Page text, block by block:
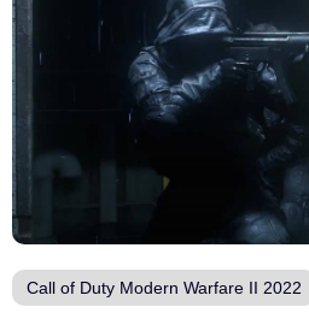
Call of Duty Modern Warfare II 2022